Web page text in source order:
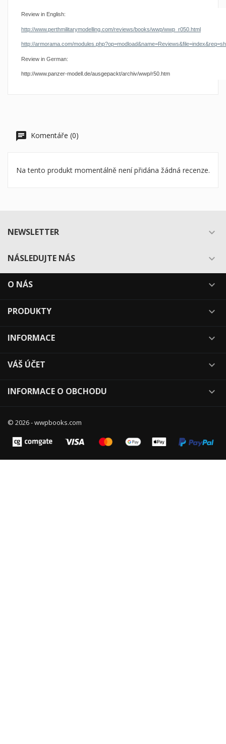
Review in English:
http://www.perthmilitarymodelling.com/reviews/books/wwp/wwp_r050.html
http://armorama.com/
Review in German:
http://www.panzer-modell.de/ausgepackt/archiv/wwp/r50.htm
Komentáře (0)
Na tento produkt momentálně není přidána žádná recenze.
NEWSLETTER 
NÁSLEDUJTE NÁS 
O NÁS 
PRODUKTY 
INFORMACE 
VÁŠ ÚČET 
INFORMACE O OBCHODU 
© 2026 - wwpbooks.com